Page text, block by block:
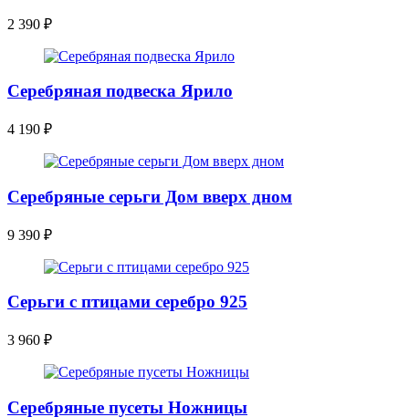
2 390 ₽
Серебряная подвеска Ярило
4 190 ₽
Серебряные серьги Дом вверх дном
9 390 ₽
Серьги с птицами серебро 925
3 960 ₽
Серебряные пусеты Ножницы